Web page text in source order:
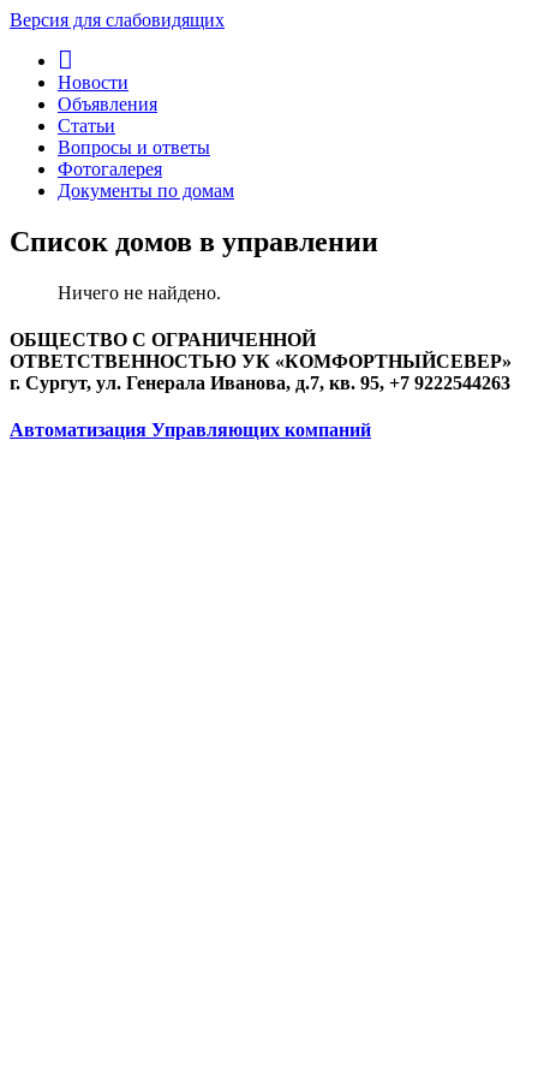
Версия для слабовидящих
Новости
Объявления
Статьи
Вопросы и ответы
Фотогалерея
Документы по домам
Список домов в управлении
Ничего не найдено.
ОБЩЕСТВО С ОГРАНИЧЕННОЙ
ОТВЕТСТВЕННОСТЬЮ УК «КОМФОРТНЫЙСЕВЕР»
г. Сургут, ул. Генерала Иванова, д.7, кв. 95, +7 9222544263
Автоматизация Управляющих компаний